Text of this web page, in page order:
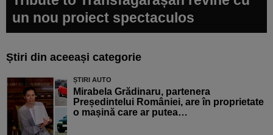
un nou proiect spectaculos
Știri din aceeași categorie
ȘTIRI AUTO
Mirabela Grădinaru, partenera
Președintelui României, are în proprietate
o mașină care ar putea…